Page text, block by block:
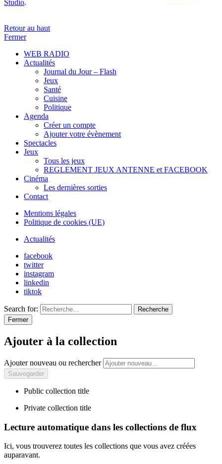
Studio.
Retour au haut
Fermer
WEB RADIO
Actualités
Journal du Jour – Flash
Jeux
Santé
Cuisine
Politique
Agenda
Créer un compte
Ajouter votre évènement
Spectacles
Jeux
Tous les jeux
REGLEMENT JEUX ANTENNE et FACEBOOK
Cinéma
Les dernières sorties
Contact
Mentions légales
Politique de cookies (UE)
Actualités
facebook
twitter
instagram
linkedin
tiktok
Search for:
Recherche
Fermer
Ajouter à la collection
Ajouter nouveau ou rechercher
Public collection title
Private collection title
Lecture automatique dans les collections de flux
Ici, vous trouverez toutes les collections que vous avez créées
auparavant.